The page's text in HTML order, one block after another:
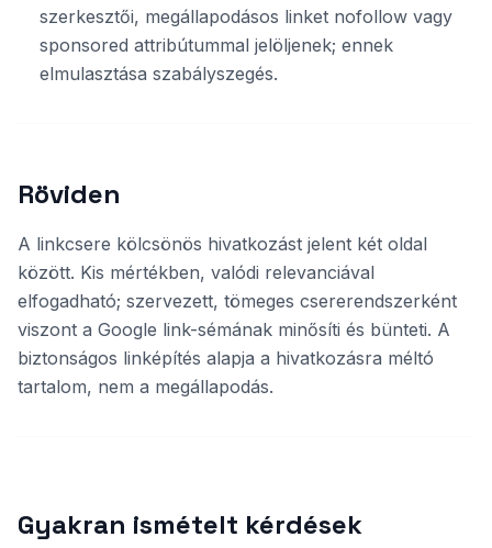
szerkesztői, megállapodásos linket nofollow vagy
sponsored attribútummal jelöljenek; ennek
elmulasztása szabályszegés.
Röviden
A linkcsere kölcsönös hivatkozást jelent két oldal
között. Kis mértékben, valódi relevanciával
elfogadható; szervezett, tömeges csererendszerként
viszont a Google link-sémának minősíti és bünteti. A
biztonságos linképítés alapja a hivatkozásra méltó
tartalom, nem a megállapodás.
Gyakran ismételt kérdések